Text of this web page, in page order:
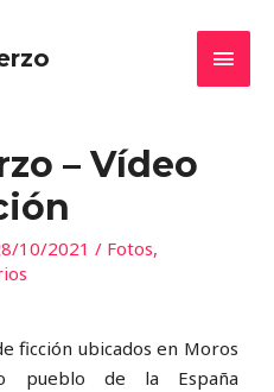
– Vídeo
10/2021 / Fotos,
ubicados en Moros
pueblo de la España